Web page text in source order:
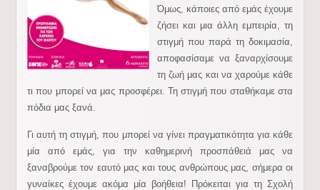
Όμως, κάποιες από εμάς έχουμε
ζήσει και μια άλλη εμπειρία, τη
στιγμή που παρά τη δοκιμασία,
αποφασίσαμε να ξαναρχίσουμε
τη ζωή μας και να χαρούμε κάθε
τι που μπορεί να μας προσφέρει. Τη στιγμή που σταθήκαμε στα
πόδια μας ξανά.
Γι αυτή τη στιγμή, που μπορεί να γίνει πραγματικότητα για κάθε
μία από εμάς, για την καθημερινή προσπάθειά μας να
ξαναβρούμε τον εαυτό μας και τους ανθρώπους μας, σήμερα οι
γυναίκες έχουμε ακόμα μία βοήθεια! Πρόκειται για τη Σχολή